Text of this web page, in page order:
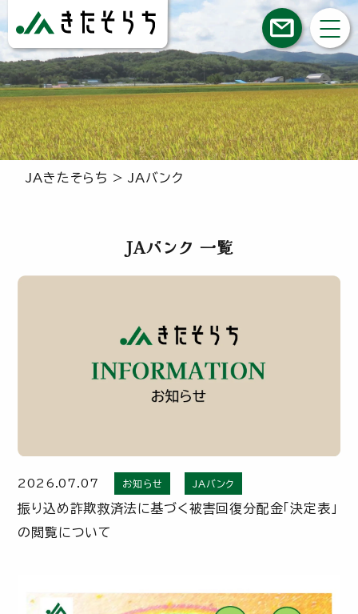
JAきたそらち >JAバンク
JAバンク 一覧
2026.07.07 お知らせ JAバンク
振り込め詐欺救済法に基づく被害回復分配金「決定表」
の閲覧について